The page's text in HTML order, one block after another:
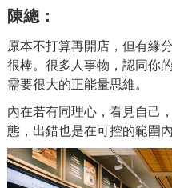
陳總：
原本不打算再開店，但有緣
很棒。很多人事物，認同你
需要很大的正能量思維。
內在若有同理心，看見自己
態，出錯也是在可控的範圍內